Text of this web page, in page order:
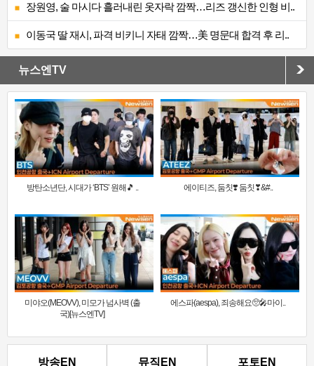
장원영, 술 마시다 흘러내린 옷자락 깜짝…리즈 갱신한 인형 비..
이동국 딸 재시, 파격 비키니 자태 깜짝…美 명문대 합격 후 리..
뉴스엔TV
방탄소년단, 시대가 ‘BTS’ 원해🎵 .. 에이티즈, 둠칫❣️ 둠칫❣&#..
미야오(MEOVV), 미모가 넘사벽 (출
국)[뉴스엔TV]
에스파(aespa), 죄송해요🥺🎤마이..
방송EN 뮤직EN 포토EN